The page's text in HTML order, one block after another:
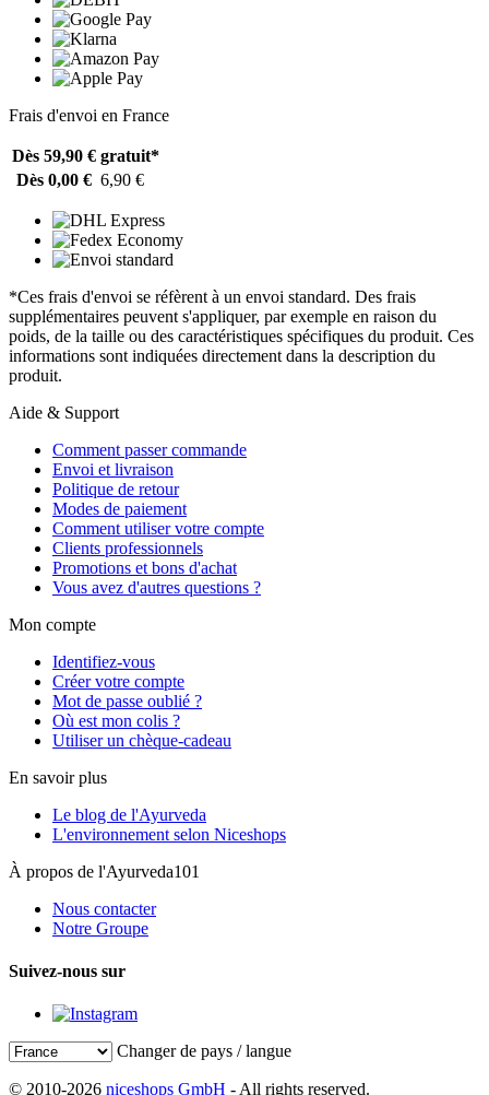
Frais d'envoi en France
Dès 59,90 € gratuit*
Dès 0,00 € 6,90 €
*Ces frais d'envoi se réfèrent à un envoi standard. Des frais
supplémentaires peuvent s'appliquer, par exemple en raison du
poids, de la taille ou des caractéristiques spécifiques du produit. Ces
informations sont indiquées directement dans la description du
produit.
Aide & Support
Comment passer commande
Envoi et livraison
Politique de retour
Modes de paiement
Comment utiliser votre compte
Clients professionnels
Promotions et bons d'achat
Vous avez d'autres questions ?
Mon compte
Identifiez-vous
Créer votre compte
Mot de passe oublié ?
Où est mon colis ?
Utiliser un chèque-cadeau
En savoir plus
Le blog de l'Ayurveda
L'environnement selon Niceshops
À propos de l'Ayurveda101
Nous contacter
Notre Groupe
Suivez-nous sur
Changer de pays / langue
© 2010-2026 niceshops GmbH - All rights reserved.